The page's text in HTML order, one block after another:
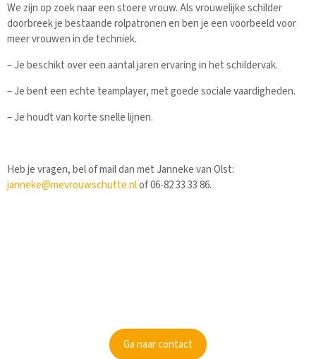
We zijn op zoek naar een stoere vrouw. Als vrouwelijke schilder
doorbreek je bestaande rolpatronen en ben je een voorbeeld voor
meer vrouwen in de techniek.
– Je beschikt over een aantal jaren ervaring in het schildervak.
– Je bent een echte teamplayer, met goede sociale vaardigheden.
– Je houdt van korte snelle lijnen.
Heb je vragen, bel of mail dan met Janneke van Olst:
janneke@mevrouwschutte.nlof 06-82 33 33 86.
Ga naar contact